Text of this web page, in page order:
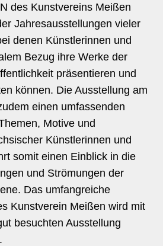
des Kunstvereins Meißen
Jahresausstellungen vieler
denen Künstlerinnen und
Bezug ihre Werke der
präsentieren und
können. Die Ausstellung am
einen umfassenden
Motive und
Künstlerinnen und
somit einen Einblick in die
und Strömungen der
Das umfangreiche
Kunstverein Meißen wird mit
besuchten Ausstellung